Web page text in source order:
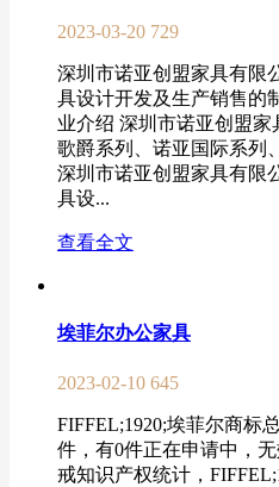
2023-03-20 729
深圳市诺亚创盟家具有限
具设计开发及生产销售的
业介绍 深圳市诺亚创盟
歌爵系列、诺亚国际系列
深圳市诺亚创盟家具有限
具设...
查看全文
埃菲尔办公家具
2023-02-10 645
FIFFEL;1920;埃菲尔商标
件，有0件正在申请中，
戒知识产权统计，